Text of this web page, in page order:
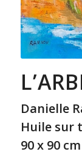
Danielle
Huile sur
90 x 90 cm